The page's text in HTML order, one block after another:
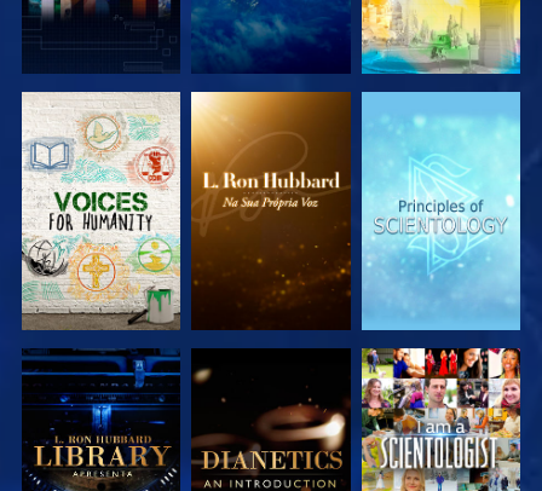
EXPLORAR A
SÉRIE
EXPLORAR A
SÉRIE
EXPLORAR A
SÉRIE
EXPLORAR A
SÉRIE
EXPLORAR A
SÉRIE
VER